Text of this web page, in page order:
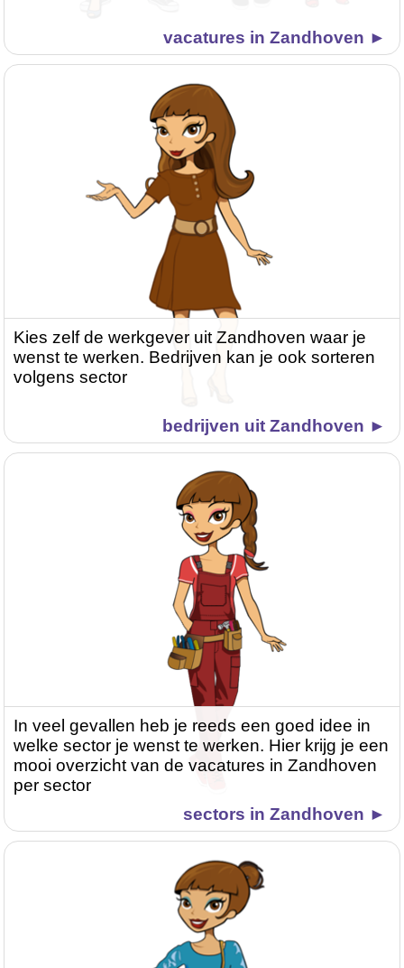
vacatures in Zandhoven ►
Kies zelf de werkgever uit Zandhoven waar je
wenst te werken. Bedrijven kan je ook sorteren
volgens sector
bedrijven uit Zandhoven ►
In veel gevallen heb je reeds een goed idee in
welke sector je wenst te werken. Hier krijg je een
mooi overzicht van de vacatures in Zandhoven
per sector
sectors in Zandhoven ►